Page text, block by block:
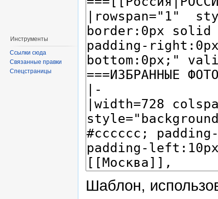
Шаблон,
Инструменты
Ссылки сюда
Связанные правки
Спецстраницы